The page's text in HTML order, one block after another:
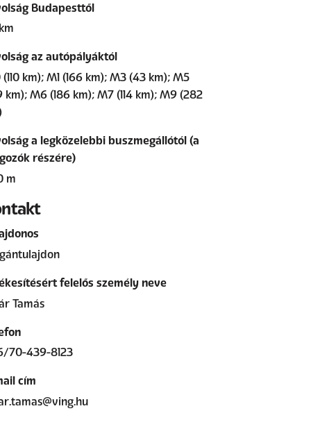
Budapesttől
az autópályáktól
km); M1 (166 km); M3 (43 km); M5
km); M6 (186 km); M7 (114 km); M9 (282
a legközelebbi buszmegállótól (a
részére)
m
felelős személy neve
Tamás
70-439-8123
cím